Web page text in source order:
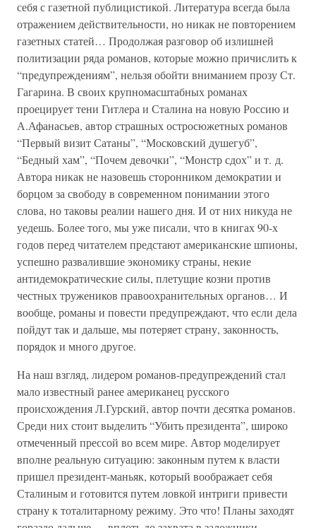
себя с газетной публицистикой. Литература всегда была
отражением действительности, но никак не повторением
газетных статей… Продолжая разговор об излишней
политизации ряда романов, которые можно причислить к
“предупреждениям”, нельзя обойти вниманием прозу Ст.
Гагарина. В своих крупномасштабных романах
проецирует тени Гитлера и Сталина на новую Россию и
А.Афанасьев, автор страшных остросюжетных романов
“Первый визит Сатаны”, “Московский душегуб”,
“Бедный хам”, “Почем девочки”, “Монстр сдох” и т. д.
Автора никак не назовешь сторонником демократии и
борцом за свободу в современном понимании этого
слова, но таковы реалии нашего дня. И от них никуда не
уедешь. Более того, мы уже писали, что в книгах 90-х
годов перед читателем предстают американские шпионы,
успешно развалившие экономику страны, некие
антидемократические силы, плетущие козни против
честных тружеников правоохранительных органов… И
вообще, романы и повести предупреждают, что если дела
пойдут так и дальше, мы потеряет страну, законность,
порядок и много другое.
На наш взгляд, лидером романов-предупреждений стал
мало известный ранее американец русского
происхождения Л.Гурский, автор почти десятка романов.
Среди них стоит выделить “Убить президента”, широко
отмеченный прессой во всем мире. Автор моделирует
вполне реальную ситуацию: законным путем к власти
пришел президент-маньяк, который воображает себя
Сталиным и готовится путем ловкой интриги привести
страну к тоталитарному режиму. Это что! Планы заходят